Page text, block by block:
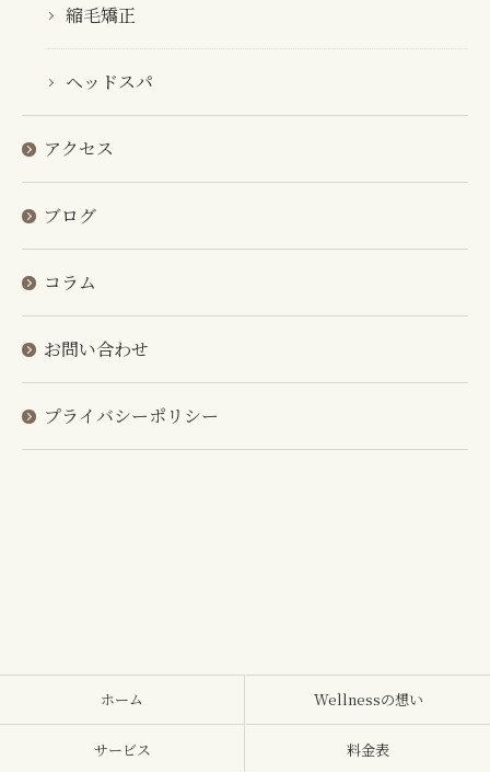
縮毛矯正
ヘッドスパ
アクセス
ブログ
コラム
お問い合わせ
プライバシーポリシー
ホーム Wellnessの想い
サービス 料金表